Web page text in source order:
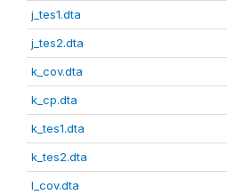
j_tes1.dta
j_tes2.dta
k_cov.dta
k_cp.dta
k_tes1.dta
k_tes2.dta
l_cov.dta